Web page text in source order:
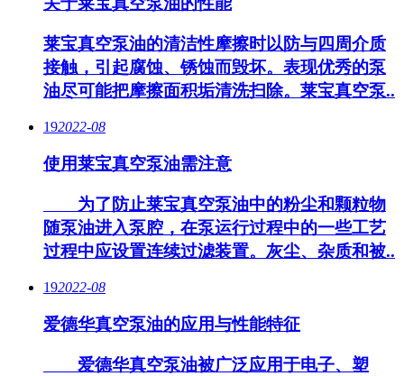
莱宝真空泵油的清洁性摩擦时以防与四周介质
接触，引起腐蚀、锈蚀而毁坏。表现优秀的泵
油尽可能把摩擦面积垢清洗扫除。莱宝真空泵..
192022-08
使用莱宝真空泵油需注意
为了防止莱宝真空泵油中的粉尘和颗粒物
随泵油进入泵腔，在泵运行过程中的一些工艺
过程中应设置连续过滤装置。灰尘、杂质和被..
192022-08
爱德华真空泵油的应用与性能特征
爱德华真空泵油被广泛应用于电子、塑